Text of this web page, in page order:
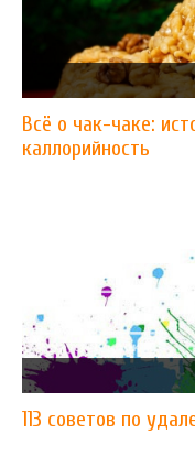
Всё о чак-чаке:
каллорийность
113 советов по